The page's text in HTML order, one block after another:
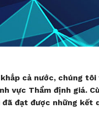
cả nước, chúng
vực Thẩm định giá.
đạt được những kết